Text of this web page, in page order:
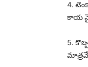
4.
కాయ
5.